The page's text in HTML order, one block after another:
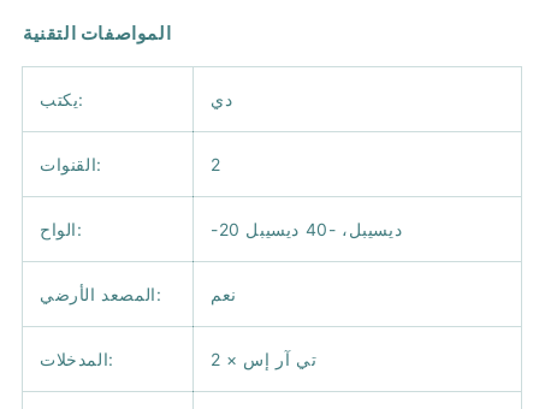
المواصفات التقنية
يكتب: دي
القنوات: 2
الواح: -20 ديسيبل، -40 ديسيبل
المصعد الأرضي: نعم
المدخلات: 2 × تي آر إس